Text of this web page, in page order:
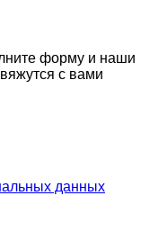
форму и наши
с вами
данных